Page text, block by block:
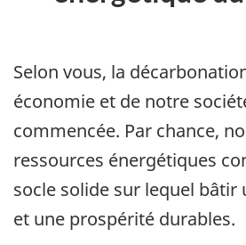
Selon vous, la
économie et de notre
commencée. Par chance,
ressources énergétiques
socle solide sur lequel bâtir
et une prospérité durables.